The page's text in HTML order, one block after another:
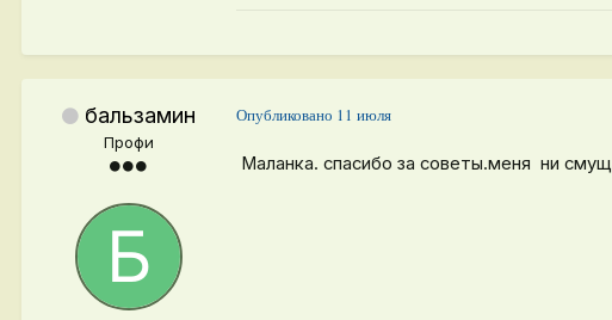
бальзамин
Профи
Опубликовано 11 июля
Маланка. спасибо за советы.меня ни